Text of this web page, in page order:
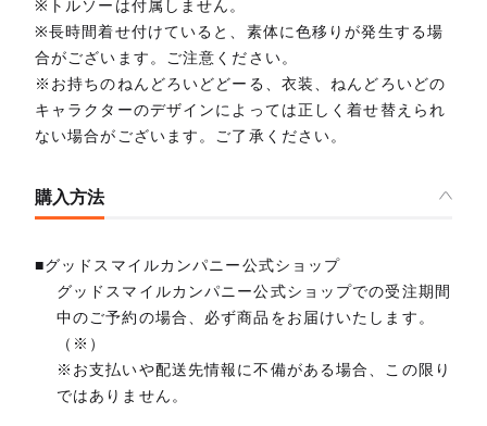
※トルソーは付属しません。
※長時間着せ付けていると、素体に色移りが発生する場
合がございます。ご注意ください。
※お持ちのねんどろいどどーる、衣装、ねんどろいどの
キャラクターのデザインによっては正しく着せ替えられ
ない場合がございます。ご了承ください。
購入方法
■グッドスマイルカンパニー公式ショップ
グッドスマイルカンパニー公式ショップでの受注期間
中のご予約の場合、必ず商品をお届けいたします。
（※）
※お支払いや配送先情報に不備がある場合、この限り
ではありません。